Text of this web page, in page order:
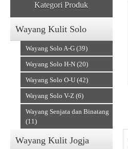
Kategori Produk
Wayang Kulit Solo
Wayang Solo A-G (39)
Wayang Solo H-N (20)
Wayang Solo O-U (42)
Wayang Solo V-Z (6)
Wayang Senjata dan Binatang
(11)
Wayang Kulit Jogja